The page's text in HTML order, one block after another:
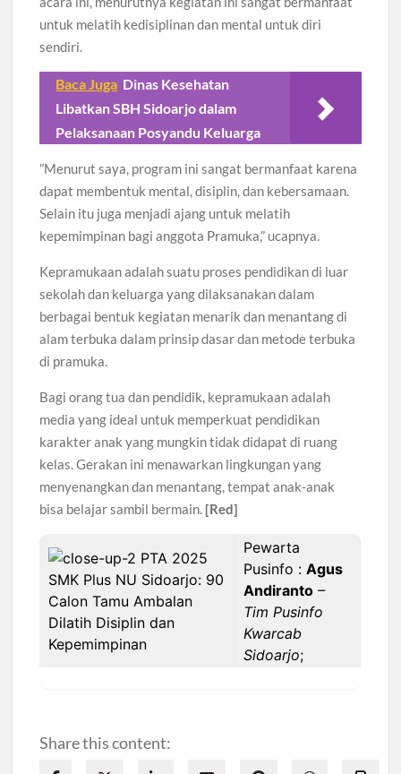
untuk melatih kedisiplinan dan mental untuk diri
sendiri.
Baca Juga Dinas Kesehatan
Libatkan SBH Sidoarjo dalam
Pelaksanaan Posyandu Keluarga
”Menurut saya, program ini sangat bermanfaat karena
dapat membentuk mental, disiplin, dan kebersamaan.
Selain itu juga menjadi ajang untuk melatih
kepemimpinan bagi anggota Pramuka,” ucapnya.
Kepramukaan adalah suatu proses pendidikan di luar
sekolah dan keluarga yang dilaksanakan dalam
berbagai bentuk kegiatan menarik dan menantang di
alam terbuka dalam prinsip dasar dan metode terbuka
di pramuka.
Bagi orang tua dan pendidik, kepramukaan adalah
media yang ideal untuk memperkuat pendidikan
karakter anak yang mungkin tidak didapat di ruang
kelas. Gerakan ini menawarkan lingkungan yang
menyenangkan dan menantang, tempat anak-anak
bisa belajar sambil bermain. [Red]
Pewarta
Pusinfo :Agus
Andiranto –
Tim Pusinfo
Kwarcab
Sidoarjo;
Share this content: